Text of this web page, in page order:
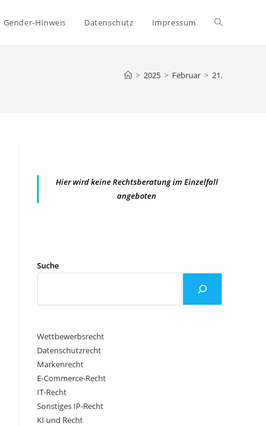
Gender-Hinweis Datenschutz Impressum Website-
> 2025 > Februar > 21.
Hier wird keine Rechtsberatung im Einzelfall
angeboten
Suche
Wettbewerbsrecht
Datenschutzrecht
Markenrecht
E-Commerce-Recht
IT-Recht
Sonstiges IP-Recht
KI und Recht